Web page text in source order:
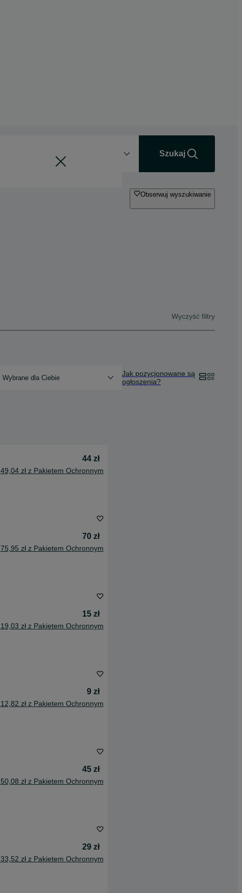
Szukaj
Obserwuj wyszukiwanie
Wyczyść filtry
Wybrane dla Ciebie
Jak pozycjonowane są
ogłoszenia?
44 zł
49,04 zł z Pakietem Ochronnym
70 zł
75,95 zł z Pakietem Ochronnym
15 zł
19,03 zł z Pakietem Ochronnym
9 zł
12,82 zł z Pakietem Ochronnym
45 zł
50,08 zł z Pakietem Ochronnym
29 zł
33,52 zł z Pakietem Ochronnym